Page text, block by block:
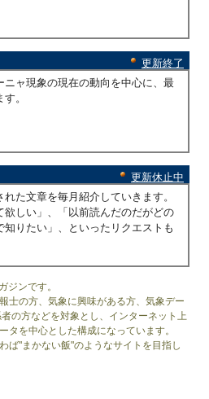
更新終了
ニャ現象の現在の動向を中心に、最
。
更新休止中
た文章を毎月紹介していきます。
欲しい」、「以前読んだのだがどの
りたい」、といったリクエストも
ジンです。
士の方、気象に興味がある方、気象デー
の方などを対象とし、インターネット上
タを中心とした構成になっています。
ば"まかない飯"のようなサイトを目指し